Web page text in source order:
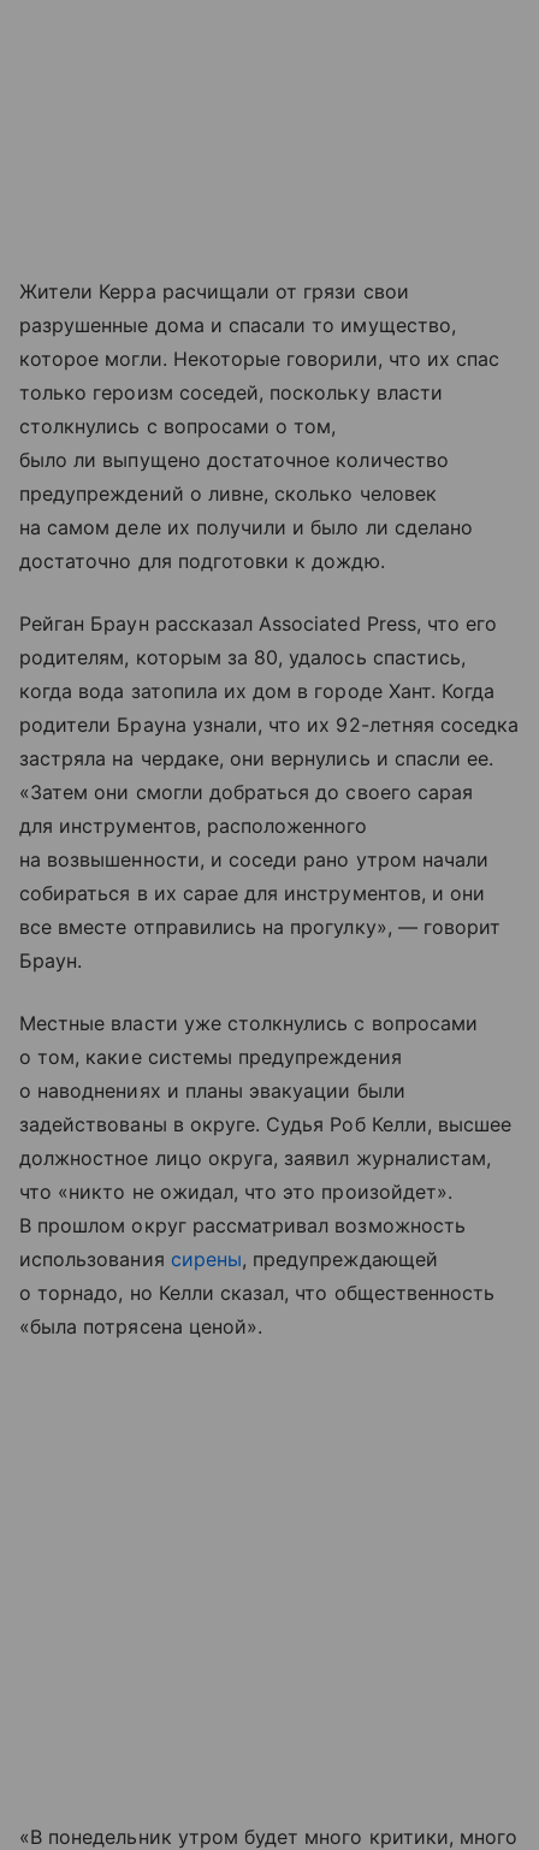
Жители Керра расчищали от грязи свои
разрушенные дома и спасали то имущество,
которое могли. Некоторые говорили, что их спас
только героизм соседей, поскольку власти
столкнулись с вопросами о том,
было ли выпущено достаточное количество
предупреждений о ливне, сколько человек
на самом деле их получили и было ли сделано
достаточно для подготовки к дождю.
Рейган Браун рассказал Associated Press, что его
родителям, которым за 80, удалось спастись,
когда вода затопила их дом в городе Хант. Когда
родители Брауна узнали, что их 92-летняя соседка
застряла на чердаке, они вернулись и спасли ее.
«Затем они смогли добраться до своего сарая
для инструментов, расположенного
на возвышенности, и соседи рано утром начали
собираться в их сарае для инструментов, и они
все вместе отправились на прогулку», — говорит
Браун.
Местные власти уже столкнулись с вопросами
о том, какие системы предупреждения
о наводнениях и планы эвакуации были
задействованы в округе. Судья Роб Келли, высшее
должностное лицо округа, заявил журналистам,
что «никто не ожидал, что это произойдет».
В прошлом округ рассматривал возможность
использования сирены, предупреждающей
о торнадо, но Келли сказал, что общественность
«была потрясена ценой».
«В понедельник утром будет много критики, много